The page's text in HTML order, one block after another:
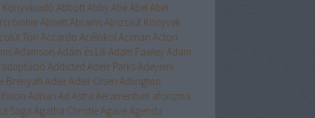
Könyvkiadó AbbottAbby AbéÁbelAbel
AbnettAbramsAbszolút Könyvek
Töri Accardo AcélökölAciman Acton
Adamson Ádám és Lili Adam Fawley Adam
adaptáció Addicted Adele ParksAdeyemi
Brenyah AdlerAdler-Olsen Adlington
Adrian Ad Astra Aeramentum aforizma
Saga Agatha ChristieAgaveÁgenda